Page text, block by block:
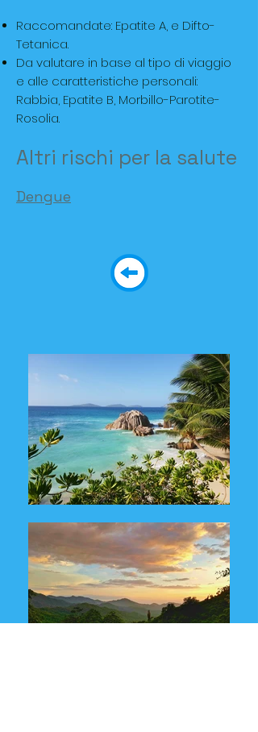
Raccomandate: Epatite A, e Difto-
Tetanica.
Da valutare in base al tipo di viaggio
e alle caratteristiche personali:
Rabbia, Epatite B, Morbillo-Parotite-
Rosolia.
Altri rischi per la salute
Dengue